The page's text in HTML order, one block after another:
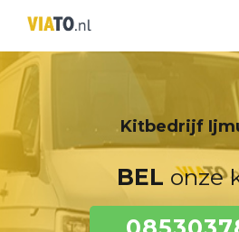
Kitbedrijf
BEL onze